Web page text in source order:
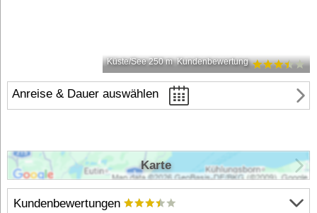
Küste/See 250 m Kundenbewertung
Anreise & Dauer auswählen
Kundenbewertungen
Karte